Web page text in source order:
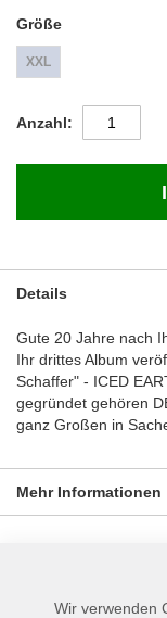
Größe
XXL
Anzahl
Details
Gute 20 Jahre nach
Ihr drittes Album
Schaffer" - ICED
gegründet gehören
ganz Großen in
Mehr Informationen
Wird oft
Wir verwenden